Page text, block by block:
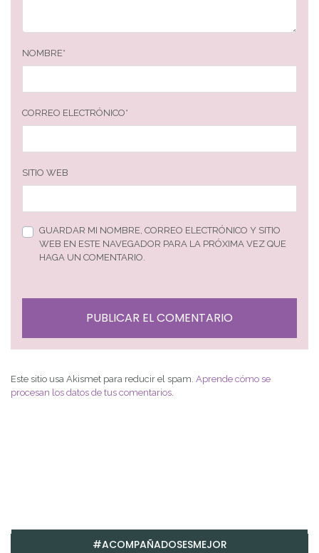
NOMBRE*
CORREO ELECTRÓNICO*
SITIO WEB
GUARDAR MI NOMBRE, CORREO ELECTRÓNICO Y SITIO
WEB EN ESTE NAVEGADOR PARA LA PRÓXIMA VEZ QUE
HAGA UN COMENTARIO.
Este sitio usa Akismet para reducir el spam. Aprende cómo se
procesan los datos de tus comentarios.
#ACOMPAÑADOSESMEJOR